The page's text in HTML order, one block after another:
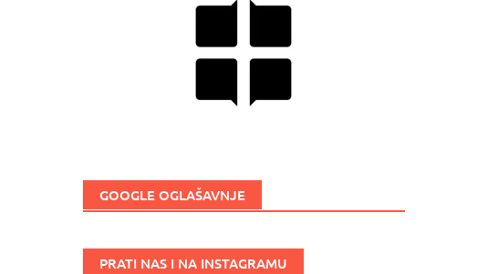
GOOGLE OGLAŠAVNJE
PRATI NAS I NA INSTAGRAMU